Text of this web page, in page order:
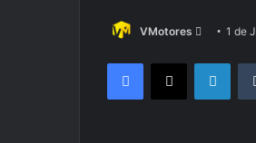
VMotores
Send
email
1 de
Facebook
X